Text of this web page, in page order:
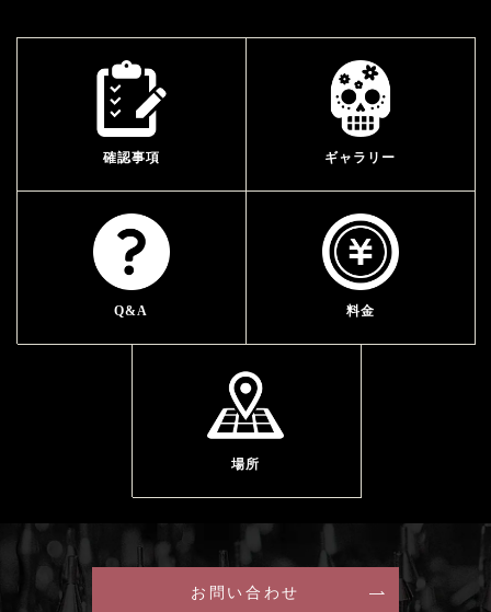
確認事項 ギャラリー
Q&A 料金
場所
お問い合わせ